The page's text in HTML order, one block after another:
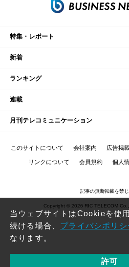
特集・レポート
新着
ランキング
連載
月刊テレコミュニケーション
このサイトについて 会社案内 広告掲
リンクについて 会員規約 個人
記事の無断転載を禁
Copyright © 2026 RIC TELECOM
当ウェブサイトはCookieを使
続ける場合、 プライバシポリシ
なります。
許可